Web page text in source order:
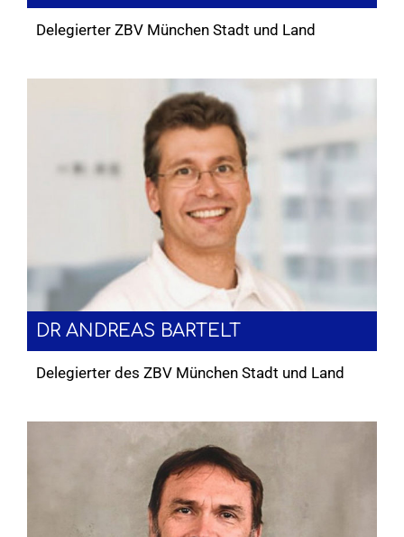
Delegierter ZBV München Stadt und Land
DR ANDREAS BARTELT
Delegierter des ZBV München Stadt und Land